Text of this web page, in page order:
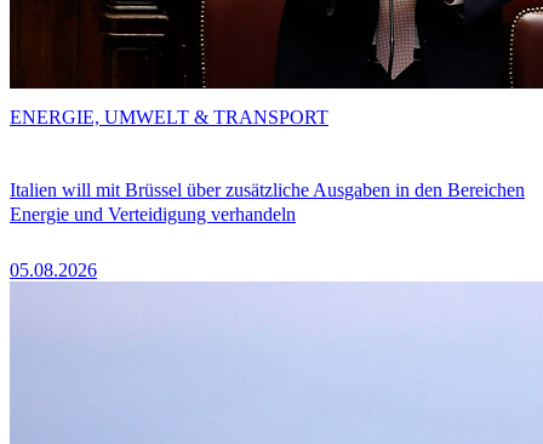
Italien will mit Brüssel über zusätzliche Ausgaben in den Bereichen
Energie und Verteidigung verhandeln
05.08.2026
ENERGIE, UMWELT & TRANSPORT